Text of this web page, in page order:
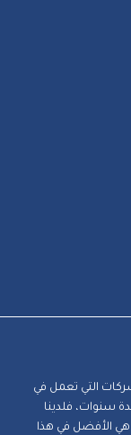
التي تعمل في
سنوات، فلدينا
هي الأفضل في هذا